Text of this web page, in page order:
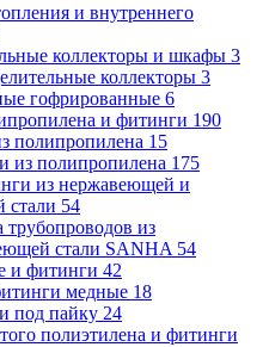
и внутреннего
коллекторы и шкафы 3
коллекторы 3
гофрированные 6
и фитинги 190
полипропилена 15
из полипропилена 175
из нержавеющей и
стали 54
трубопроводов из
стали SANHA 54
и фитинги 42
медные 18
под пайку 24
полиэтилена и фитинги